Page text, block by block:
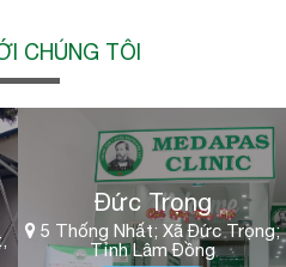
CHÚNG TÔI
Đức Trọng
5 Thống Nhất; Xã Đức Trọng;
Tỉnh Lâm Đồng